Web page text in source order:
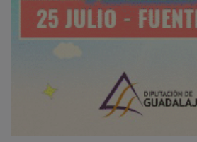
El Ayuntamiento vincula las
emergencia del Fuerte al